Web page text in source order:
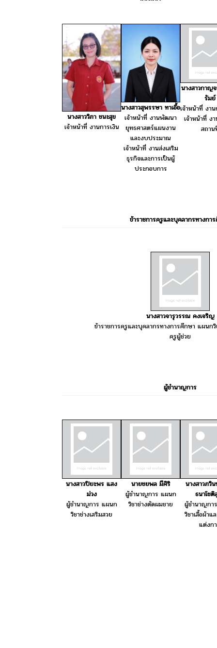
นางสาววิภา ชนะสุข
เจ้าหน้าที่ งานการเงิน
นางสาวสุพรรษา ทาเอื้อ
เจ้าหน้าที่ งานพัฒนา
ยุทธศาสตร์แผนงาน
และงบประมาณ
เจ้าหน้าที่ งานส่งเสริม
ธุรกิจและการเป็นผู้
ประกอบการ
นางสาวกาญ
รัมย์
เจ้าหน้าที่ งา
เจ้าหน้าที่ ง
สถาน
ข้าราชการครูและบุคลากรทางกา
นางสาวจารุวรรณ คงเจริญ
ข้าราชการครูและบุคลากรทางการศึกษา แผนกวิ
ครูผู้ช่วย
ผู้ชำนาญการ
นางสาวปิยะพร แสง
ม่วง
ผู้ชำนาญการ แผนก
วิชาช่างเสริมสวย
นายชยพล มีศิริ
ผู้ชำนาญการ แผนก
วิชาช่างตัดผมชาย
นางสาวภวิ
ธนาโชติ
ผู้ชำนาญกา
วิชาเสื้อผ้าแ
แต่งก